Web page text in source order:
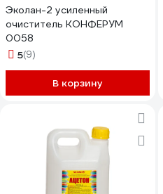
Эколан-2 усиленный
очиститель КОНФЕРУМ
0058
5(9)
В корзину